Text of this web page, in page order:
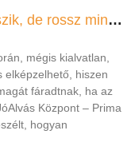
Lehetséges, hogy valaki eleget alszik, de rossz minőségben?
mégis kialvatlan,
elképzelhető, hiszen
fáradtnak, ha az
Központ – Prima
hogyan